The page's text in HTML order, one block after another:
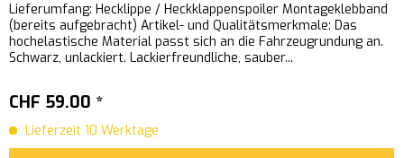
Lieferumfang: Hecklippe / Heckklappenspoiler Montageklebband
(bereits aufgebracht) Artikel- und Qualitätsmerkmale: Das
hochelastische Material passt sich an die Fahrzeugrundung an.
Schwarz, unlackiert. Lackierfreundliche, sauber...
CHF 59.00 *
Lieferzeit 10 Werktage